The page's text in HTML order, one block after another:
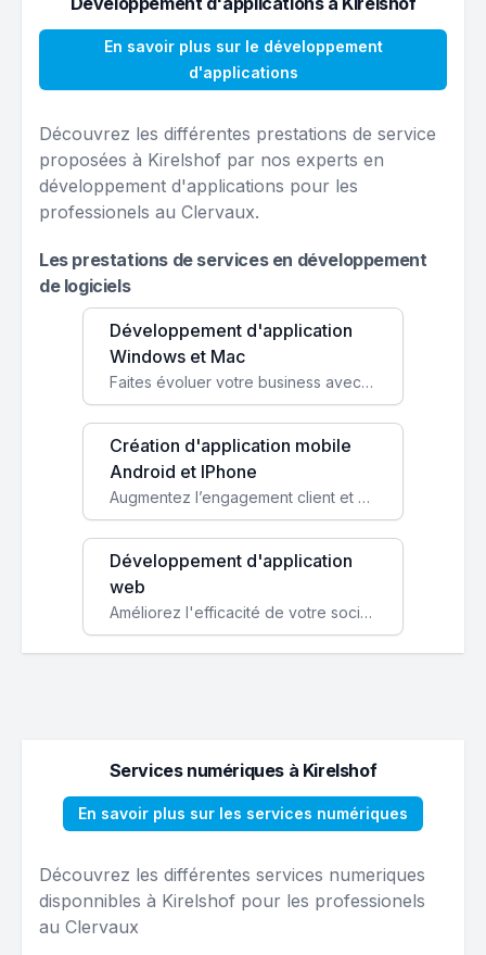
En savoir plus sur le développement
d'applications
Découvrez les différentes prestations de service
proposées à Kirelshof par nos experts en
développement d'applications pour les
professionels au Clervaux.
Les prestations de services en développement
de logiciels
Développement d'application
Windows et Mac
Faites évoluer votre business avec des solutions logicielles personnalisées, parfaitement adaptées à vos besoins spécifiques.
Création d'application mobile
Android et IPhone
Augmentez l’engagement client et simplifiez vos processus avec une application mobile sur mesure, disponible sur iOS et Android.
Développement d'application
web
Améliorez l'efficacité de votre société avec une application web personnalisée accessible partout et tout le temps.
Services numériques à Kirelshof
En savoir plus sur les services numériques
Découvrez les différentes services numeriques
disponnibles à Kirelshof pour les professionels
au Clervaux